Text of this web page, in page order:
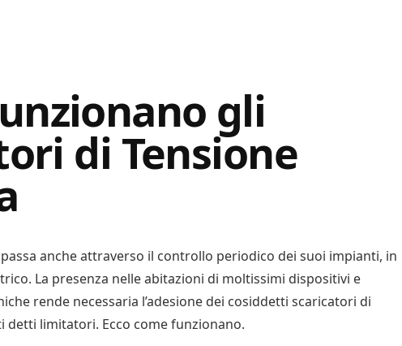
gli
di Tensione
passa anche attraverso il controllo periodico dei suoi impianti, in
La presenza nelle abitazioni di moltissimi dispositivi e
rende necessaria l’adesione dei cosiddetti scaricatori di
detti limitatori. Ecco come funzionano.